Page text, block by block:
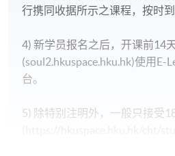
行携同收据所示之课程，按时到
4) 新学员报名之后，开课前14
(soul2.hkuspace.hku.hk)使用E-
台。
5) 除特别注明外，一般只接受